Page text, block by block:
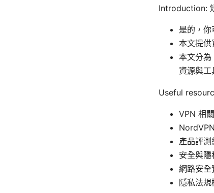
Introduction:
是的，
本文提供
本文分為
資源與工
Useful
VPN 相
產品評
安全與
網路安
隱私法